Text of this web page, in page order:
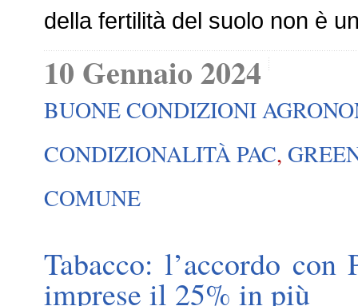
della fertilità del suolo non è
10 Gennaio 2024
BUONE CONDIZIONI
CONDIZIONALITÀ PAC,
COMUNE
Tabacco: l’accordo
imprese il 25% in più